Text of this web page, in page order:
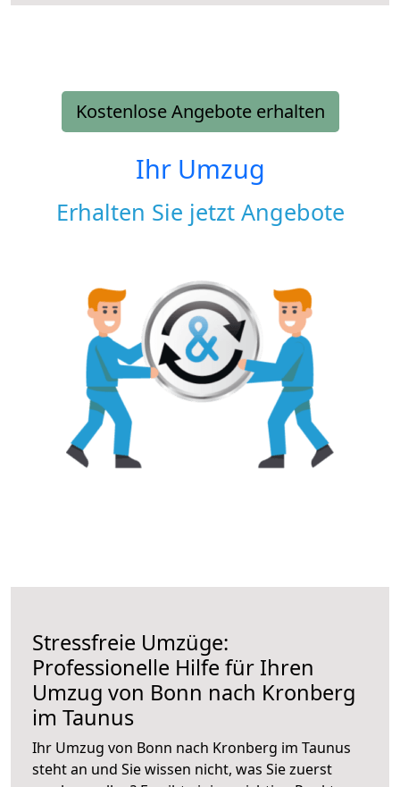
Kostenlose Angebote erhalten
Ihr Umzug
Erhalten Sie jetzt Angebote
Stressfreie Umzüge:
Professionelle Hilfe für Ihren
Umzug von Bonn nach Kronberg
im Taunus
Ihr Umzug von Bonn nach Kronberg im Taunus
steht an und Sie wissen nicht, was Sie zuerst